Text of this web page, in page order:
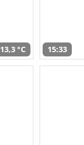
13,3 °C 15:33